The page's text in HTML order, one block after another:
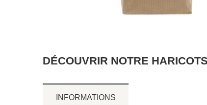
DÉCOUVRIR NOTRE
INFORMATIONS